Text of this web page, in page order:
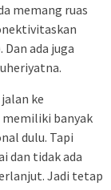
memang ruas
ada juga
ke
banyak
dulu. Tapi
dan tidak ada
Jadi tetap